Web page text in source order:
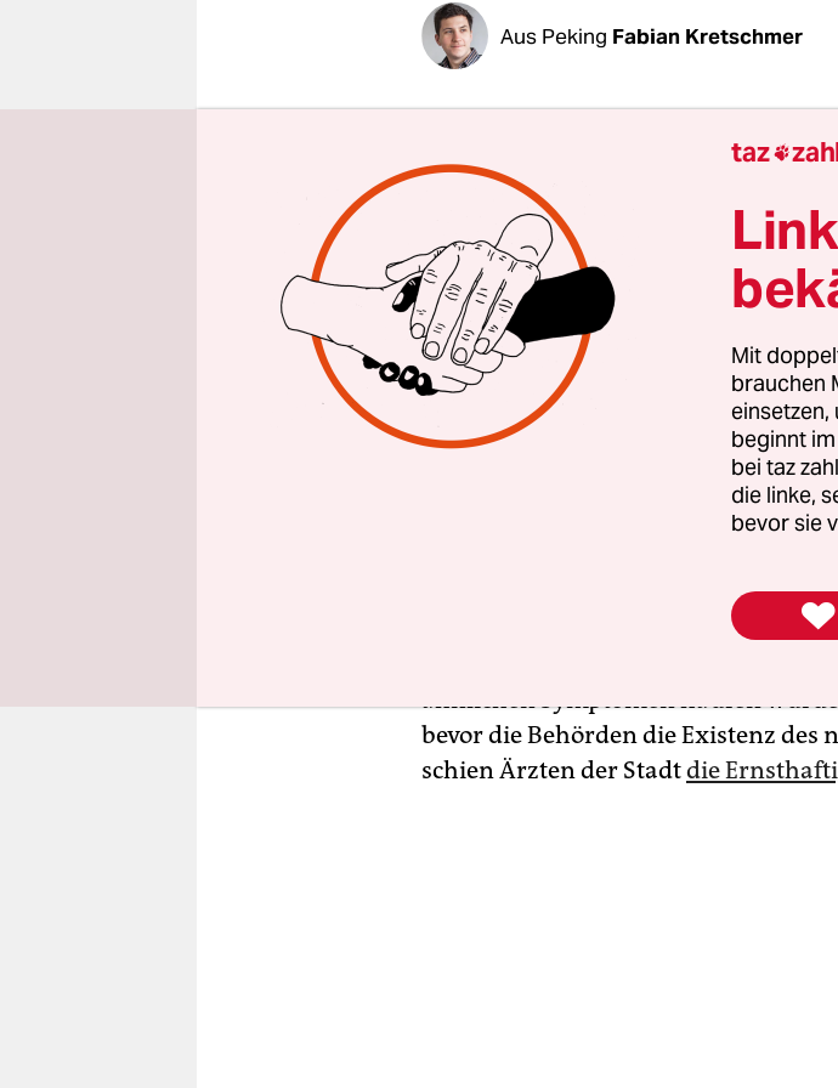
Aus Peking Fabian Kretschmer
Wer dieser Tage das
eine Stadt in vollständiger
am Eingang des Spitals die
der Besucher, gegenüber bieten
Sesampaste an. Nichts erinnert
Jahr Li Wenliang seiner Corona-
Account, einer Art chinesischem
Internetnutzer dem einstigen
wird dich niemals vergessen!“,
„Du lebst für immer in den Herzen
Als „Whistleblower-Arzt“ erlangte
treffender. Denn letztendlich hatte
der Universitätszeit warnen wollen:
ähnlichen Symptomen häufen
bevor die Behörden die Existenz des
schien Ärzten der Stadtdie
taz 
Mit
brauchen
beginnt
bei taz
die linke,
bevor sie
